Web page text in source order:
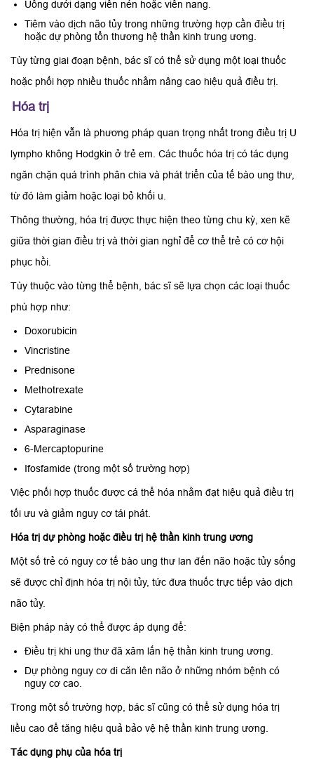
Uống dưới dạng viên nén hoặc viên nang.
Tiêm vào dịch não tủy trong những trường hợp cần điều trị
hoặc dự phòng tổn thương hệ thần kinh trung ương.
Tùy từng giai đoạn bệnh, bác sĩ có thể sử dụng một loại thuốc
hoặc phối hợp nhiều thuốc nhằm nâng cao hiệu quả điều trị.
Hóa trị
Hóa trị hiện vẫn là phương pháp quan trọng nhất trong điều trị U
lympho không Hodgkin ở trẻ em. Các thuốc hóa trị có tác dụng
ngăn chặn quá trình phân chia và phát triển của tế bào ung thư,
từ đó làm giảm hoặc loại bỏ khối u.
Thông thường, hóa trị được thực hiện theo từng chu kỳ, xen kẽ
giữa thời gian điều trị và thời gian nghỉ để cơ thể trẻ có cơ hội
phục hồi.
Tùy thuộc vào từng thể bệnh, bác sĩ sẽ lựa chọn các loại thuốc
phù hợp như:
Doxorubicin
Vincristine
Prednisone
Methotrexate
Cytarabine
Asparaginase
6-Mercaptopurine
Ifosfamide (trong một số trường hợp)
Việc phối hợp thuốc được cá thể hóa nhằm đạt hiệu quả điều trị
tối ưu và giảm nguy cơ tái phát.
Hóa trị dự phòng hoặc điều trị hệ thần kinh trung ương
Một số trẻ có nguy cơ tế bào ung thư lan đến não hoặc tủy sống
sẽ được chỉ định hóa trị nội tủy, tức đưa thuốc trực tiếp vào dịch
não tủy.
Biện pháp này có thể được áp dụng để:
Điều trị khi ung thư đã xâm lấn hệ thần kinh trung ương.
Dự phòng nguy cơ di căn lên não ở những nhóm bệnh có
nguy cơ cao.
Trong một số trường hợp, bác sĩ cũng có thể sử dụng hóa trị
liều cao để tăng hiệu quả bảo vệ hệ thần kinh trung ương.
Tác dụng phụ của hóa trị